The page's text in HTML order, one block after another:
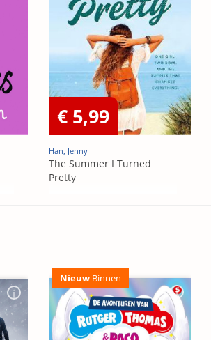
€ 5,99
Han, Jenny
The Summer I Turned
Pretty
Nieuw Binnen